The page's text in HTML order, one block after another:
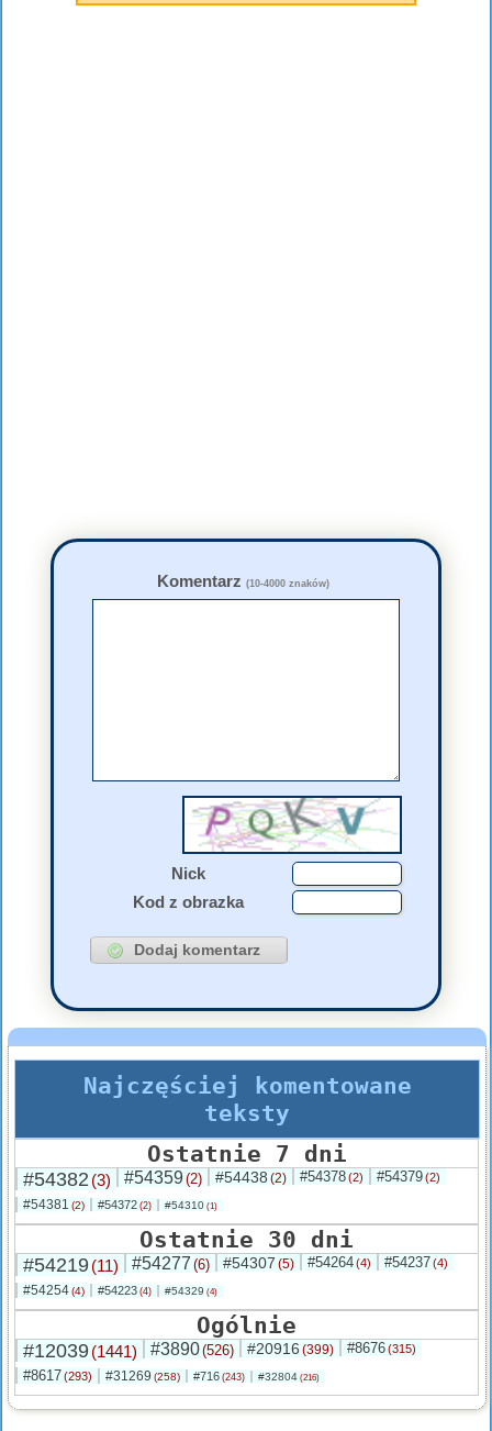
Komentarz (10-4000 znaków)
Nick
Kod z obrazka
Najczęściej komentowane
teksty
Ostatnie 7 dni
#54382 (3) #54359(2) #54438 (2) #54378(2) #54379(2)
#54381 (2) #54372 (2) #54310 (1)
Ostatnie 30 dni
#54219(11) #54277 (6) #54307 (5) #54264(4) #54237(4)
#54254(4) #54223 (4) #54329 (4)
Ogólnie
#12039(1441) #3890(526) #20916 (399) #8676(315)
#8617(293) #31269 (258) #716 (243) #32804 (216)